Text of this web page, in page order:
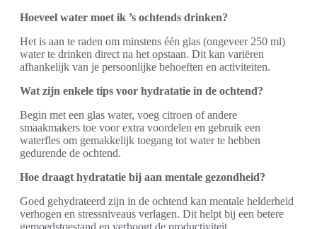
Hoeveel water moet ik ’s ochtends drinken?
Het is aan te raden om minstens één glas (ongeveer 250 ml)
water te drinken direct na het opstaan. Dit kan variëren
afhankelijk van je persoonlijke behoeften en activiteiten.
Wat zijn enkele tips voor hydratatie in de ochtend?
Begin met een glas water, voeg citroen of andere
smaakmakers toe voor extra voordelen en gebruik een
waterfles om gemakkelijk toegang tot water te hebben
gedurende de ochtend.
Hoe draagt hydratatie bij aan mentale gezondheid?
Goed gehydrateerd zijn in de ochtend kan mentale helderheid
verhogen en stressniveaus verlagen. Dit helpt bij een betere
gemoedstoestand en verhoogt de productiviteit.